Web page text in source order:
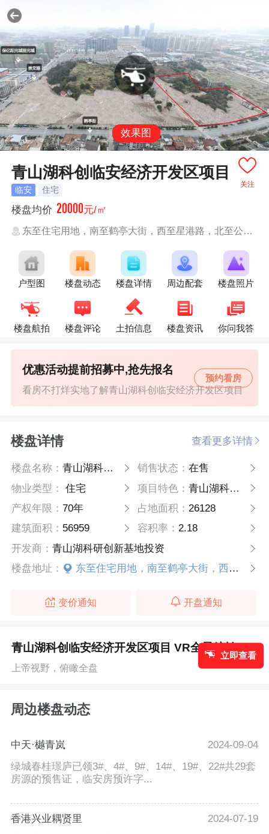
效果图
关注
青山湖科创临安经济开发区项目
临安 住宅
楼盘均价 20000元/㎡
东至住宅用地，南至鹤亭大街，西至星港路，北至公园绿地
户型图 楼盘动态 楼盘详情 周边配套 楼盘照片
楼盘航拍 楼盘评论 土拍信息 楼盘资讯 你问我答
看房不打烊实地了解青山湖科创临安经济开发区项目
优惠活动提前招募中,抢先报名
预约看房
楼盘详情 查看更多详情
楼盘名称：青山湖科创临安经济开发区项目 销售状态： 在售
物业类型：
住宅 项目特色： 青山湖科创临安经济开发区项目
产权年限：70年 占地面积： 26128
建筑面积： 56959 容积率： 2.18
开发商：青山湖科研创新基地投资
楼盘地址：
东至住宅用地，南至鹤亭大街，西至星港路，北至公园绿地
变价通知 开盘通知
青山湖科创临安经济开发区项目 VR全景航拍Hot!
上帝视野，俯瞰全盘
立即查看
周边楼盘动态
中天·樾青岚
2024-09-04
绿城春桂璟庐已领3#、4#、9#、14#、19#、22#共29套
房源的预售证，临安房预许字...
香港兴业耦贤里
2024-07-19